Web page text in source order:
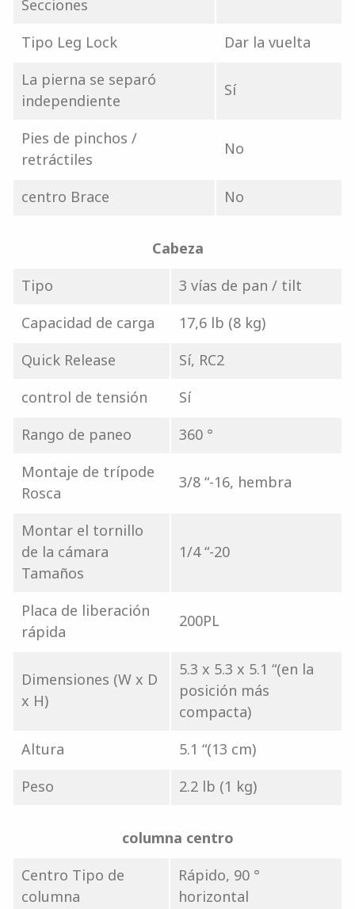
Secciones
Tipo Leg Lock
Dar la vuelta
La pierna se separó
independiente
Sí
Pies de pinchos /
retráctiles
No
centro Brace No
Cabeza
Tipo
3 vías de pan / tilt
Capacidad de carga
17,6 lb (8 kg)
Quick Release
Sí, RC2
control de tensión
Sí
Rango de paneo
360 °
Montaje de trípode
Rosca
3/8 “-16, hembra
Montar el tornillo
de la cámara
Tamaños
1/4 “-20
Placa de liberación
rápida
200PL
Dimensiones (W x D
x H)
5.3 x 5.3 x 5.1 “(en la
posición más
compacta)
Altura
5.1 “(13 cm)
Peso
2.2 lb (1 kg)
columna centro
Centro Tipo de
columna
Rápido, 90 °
horizontal